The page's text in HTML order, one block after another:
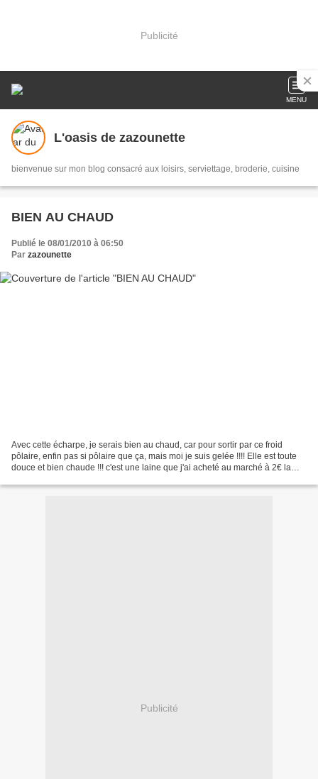
Publicité
MENU
L'oasis de zazounette
bienvenue sur mon blog consacré aux loisirs, serviettage, broderie, cuisine
BIEN AU CHAUD
Publié le 08/01/2010 à 06:50
Par zazounette
Avec cette écharpe, je serais bien au chaud, car pour sortir par ce froid
pôlaire, enfin pas si pôlaire que ça, mais moi je suis gelée !!!! Elle est toute
douce et bien chaude !!! c'est une laine que j'ai acheté au marché à 2€ la
Publicité